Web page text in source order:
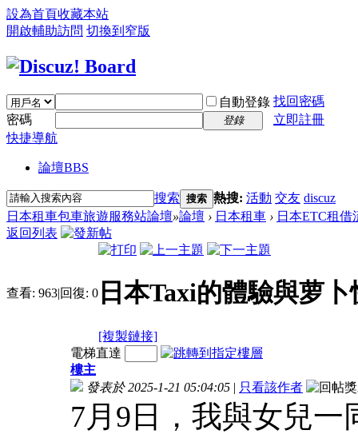
設為首頁收藏本站
開啟輔助訪問 切換到窄版
自動登錄 找回密碼
密碼
登錄
立即註冊
快捷導航
論壇BBS
搜索 搜索 熱搜: 活動 交友 discuz
日本租車包車旅遊服務站論壇»論壇 › 日本租車 › 日本ETC租借
返回列表
查看: 963|回復: 0 日本Taxi的體驗與萝
[複製鏈接]
電梯直達
樓主
發表於 2025-1-21 05:04:05 | 只看該作者
7月9日，我與女兒